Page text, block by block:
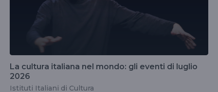
La cultura italiana nel mondo: gli eventi di luglio
2026
Istituti Italiani di Cultura